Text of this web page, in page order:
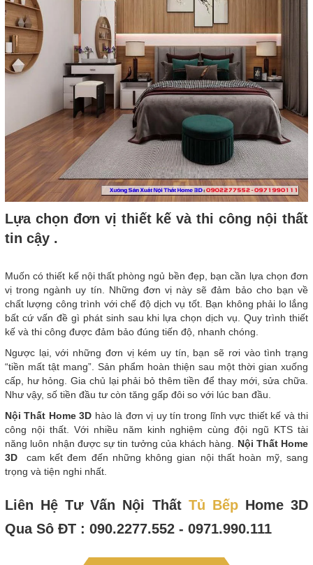
Lựa chọn đơn vị thiết kế và thi công nội thất
tin cậy .
Muốn có thiết kế nội thất phòng ngủ bền đẹp, bạn cần lựa chọn đơn
vị trong ngành uy tín. Những đơn vị này sẽ đảm bảo cho bạn về
chất lượng công trình với chế độ dịch vụ tốt. Bạn không phải lo lắng
bất cứ vấn đề gì phát sinh sau khi lựa chọn dịch vụ. Quy trình thiết
kế và thi công được đảm bảo đúng tiến độ, nhanh chóng.
Ngược lại, với những đơn vị kém uy tín, bạn sẽ rơi vào tình trạng
“tiền mất tật mang”. Sản phẩm hoàn thiện sau một thời gian xuống
cấp, hư hỏng. Gia chủ lại phải bỏ thêm tiền để thay mới, sửa chữa.
Như vậy, số tiền đầu tư còn tăng gấp đôi so với lúc ban đầu.
Nội Thất Home 3D hào là đơn vị uy tín trong lĩnh vực thiết kế và thi
công nội thất. Với nhiều năm kinh nghiệm cùng đội ngũ KTS tài
năng luôn nhận được sự tin tưởng của khách hàng. Nội Thất Home
3D
cam kết đem đến những không gian nội thất hoàn mỹ, sang
trọng và tiện nghi nhất.
Liên Hệ Tư Vấn Nội Thất Tủ BếpHome 3D
Qua Sô ĐT : 090.2277.552 - 0971.990.111